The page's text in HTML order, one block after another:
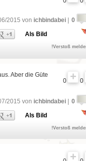
2015 von ichbindabei
0
Als Bild
!Verstoß
0 0
Aber die Güte
2015 von ichbindabei
0
Als Bild
!Verstoß